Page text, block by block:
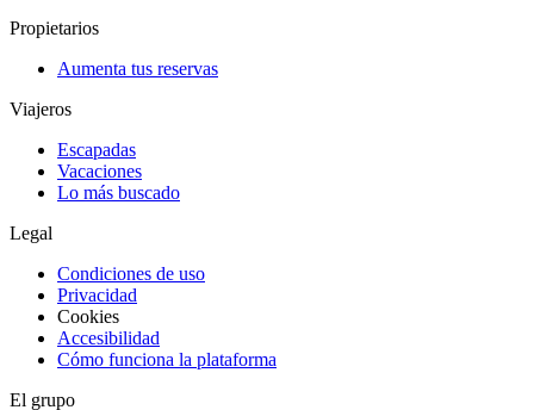
Propietarios
Aumenta tus reservas
Viajeros
Escapadas
Vacaciones
Lo más buscado
Legal
Condiciones de uso
Privacidad
Cookies
Accesibilidad
Cómo funciona la plataforma
El grupo